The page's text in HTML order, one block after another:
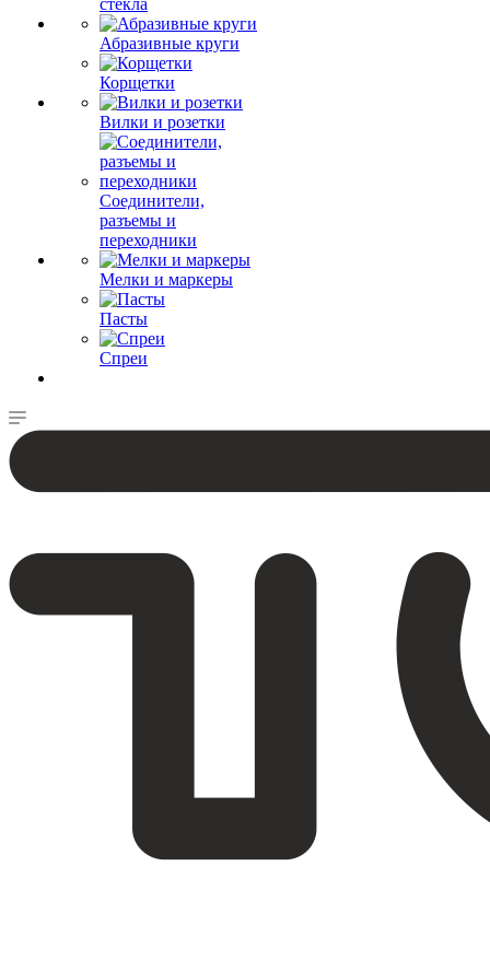
стёкла
Абразивные круги
Корщетки
Вилки и розетки
Соединители,
разъемы и
переходники
Мелки и маркеры
Пасты
Спреи